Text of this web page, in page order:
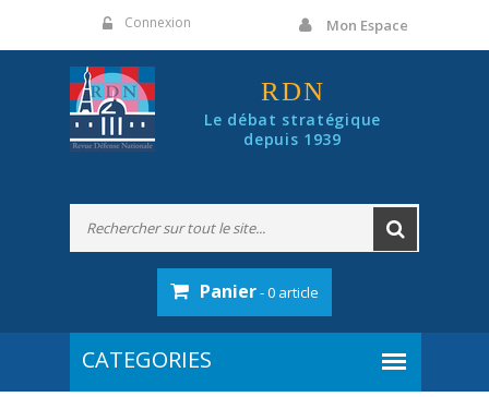
Connexion Mon Espace
RDN
Le débat stratégique
depuis 1939
Panier- 0 article